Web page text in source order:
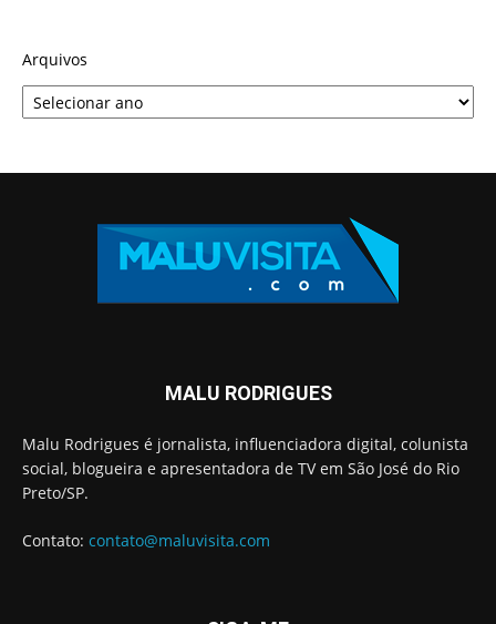
Arquivos
MALU RODRIGUES
Malu Rodrigues é jornalista, influenciadora digital, colunista
social, blogueira e apresentadora de TV em São José do Rio
Preto/SP.
Contato: contato@maluvisita.com